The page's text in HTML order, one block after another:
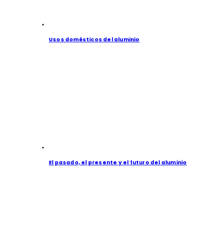
Usos domésticos del aluminio
El pasado, el presente y el futuro del aluminio